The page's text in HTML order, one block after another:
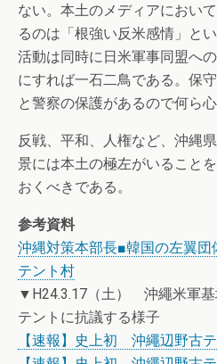
ない。本土のメディアにおい
るのは「根強い反米感情」と
活動は同時に日米軍事同盟へ
にすれば一石二鳥である。保
と警察の保護があるので何ら心
反戦、平和、人権など、沖縄
景には本土の極左がいること
おくべきである。
参考資料
沖縄対策本部長■韓国の左翼
テント村
▼H24.3.17（土） 沖繩米軍基
テントに抗議する様子
【速報】史上初 沖繩辺野古